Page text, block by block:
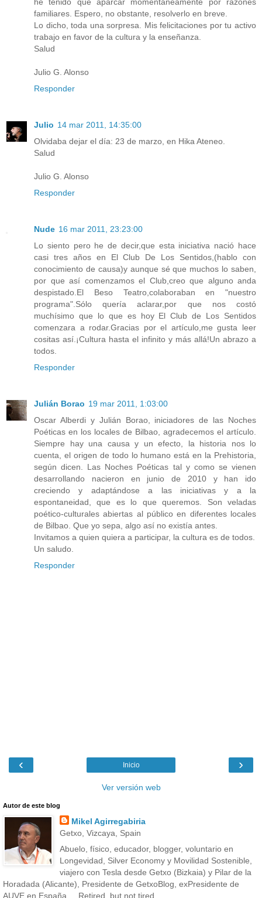
familiares. Espero, no obstante, resolverlo en breve.
Lo dicho, toda una sorpresa. Mis felicitaciones por tu activo
trabajo en favor de la cultura y la enseñanza.
Salud
Julio G. Alonso
Responder
Julio 14 mar 2011, 14:35:00
Olvidaba dejar el día: 23 de marzo, en Hika Ateneo.
Salud
Julio G. Alonso
Responder
Nude 16 mar 2011, 23:23:00
Lo siento pero he de decir,que esta iniciativa nació hace
casi tres años en El Club De Los Sentidos,(hablo con
conocimiento de causa)y aunque sé que muchos lo saben,
por que así comenzamos el Club,creo que alguno anda
despistado.El Beso Teatro,colaboraban en "nuestro
programa".Sólo quería aclarar,por que nos costó
muchísimo que lo que es hoy El Club de Los Sentidos
comenzara a rodar.Gracias por el artículo,me gusta leer
cositas así.¡Cultura hasta el infinito y más allá!Un abrazo a
todos.
Responder
Julián Borao 19 mar 2011, 1:03:00
Oscar Alberdi y Julián Borao, iniciadores de las Noches
Poéticas en los locales de Bilbao, agradecemos el artículo.
Siempre hay una causa y un efecto, la historia nos lo
cuenta, el origen de todo lo humano está en la Prehistoria,
según dicen. Las Noches Poéticas tal y como se vienen
desarrollando nacieron en junio de 2010 y han ido
creciendo y adaptándose a las iniciativas y a la
espontaneidad, que es lo que queremos. Son veladas
poético-culturales abiertas al público en diferentes locales
de Bilbao. Que yo sepa, algo así no existía antes.
Invitamos a quien quiera a participar, la cultura es de todos.
Un saludo.
Responder
‹ ›
Inicio
Ver versión web
Autor de este blog
Mikel Agirregabiria
Getxo, Vizcaya, Spain
Abuelo, físico, educador, blogger, voluntario en
Longevidad, Silver Economy y Movilidad Sostenible,
viajero con Tesla desde Getxo (Bizkaia) y Pilar de la
Horadada (Alicante), Presidente de GetxoBlog, exPresidente de
AUVE en España,... Retired, but not tired.